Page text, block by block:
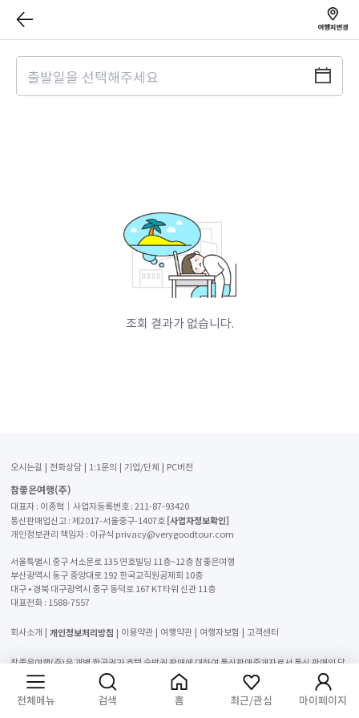
조회 결과가 없습니다.​
오시는길 전화상담 1:1문의 기업/단체 PC버전
참좋은여행(주)
대표자 : 이종혁│사업자등록번호 : 211-87-93420
통신판매업신고 : 제2017-서울중구-1407호 [사업자정보확인]
개인정보관리 책임자 : 이규식 privacy@verygoodtour.com
서울특별시 중구 서소문로 135 연호빌딩 11층~12층 참좋은여행
부산광역시 동구 중앙대로 192 한국교직원공제회 10층
대구 • 경북 대구광역시 중구 동덕로 167 KT타워 신관 11층
대표전화 : 1588-7557
회사소개 개인정보처리방침 이용약관 여행약관 여행자보험 고객센터
참좋은여행(주)은 개별 항공권과 호텔 숙박권 판매에 대하여 통신판매중개자로서 통신 판매의 당
사자가 아니며 해당 상품의 거래 정보 및 거래 등에 대해 책임을 지지 않습니다. Copyright ⓒ 참
좋은여행 Corp. All rights reserved.
전체메뉴 검색 홈 최근/관심 마이페이지